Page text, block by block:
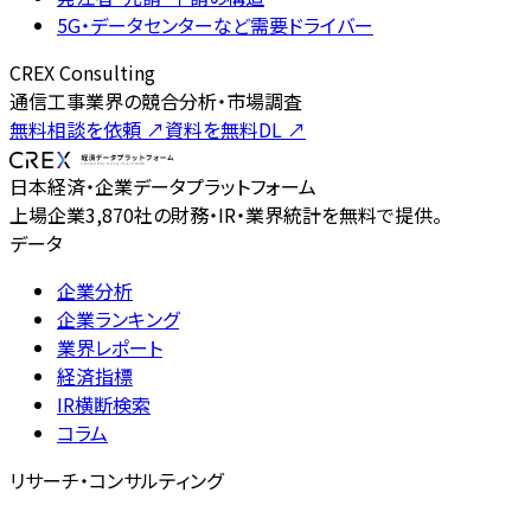
5G・データセンターなど需要ドライバー
CREX Consulting
通信工事業界の競合分析・市場調査
無料相談を依頼 ↗資料を無料DL ↗
日本経済・企業データプラットフォーム
上場企業3,870社の財務・IR・業界統計を無料で提供。
データ
企業分析
企業ランキング
業界レポート
経済指標
IR横断検索
コラム
リサーチ・コンサルティング